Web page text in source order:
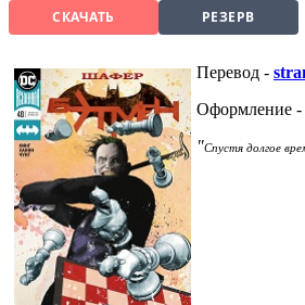
СКАЧАТЬ РЕЗЕРВ
Перевод -
Оформление -
"Спустя долгое